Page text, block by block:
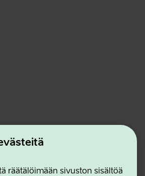
räätälöimään sivuston sisältöä